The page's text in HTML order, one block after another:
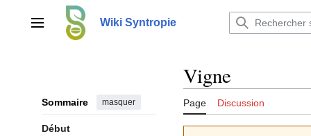
contenuMenu principalWiki Syntropie
Sommaire masquer
Début
Vigne
Page Discussion